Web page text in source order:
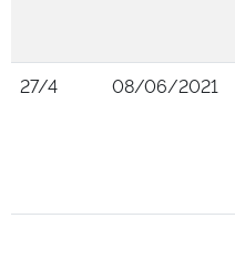
27/4
08/06/2021